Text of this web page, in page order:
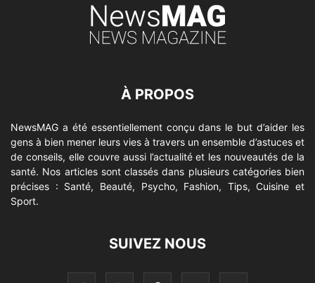
À PROPOS
NewsMAG a été essentiellement conçu dans le but d’aider les
gens à bien mener leurs vies à travers un ensemble d’astuces et
de conseils, elle couvre aussi l’actualité et les nouveautés de la
santé. Nos articles sont classés dans plusieurs catégories bien
précises : Santé, Beauté, Psycho, Fashion, Tips, Cuisine et
Sport.
SUIVEZ NOUS